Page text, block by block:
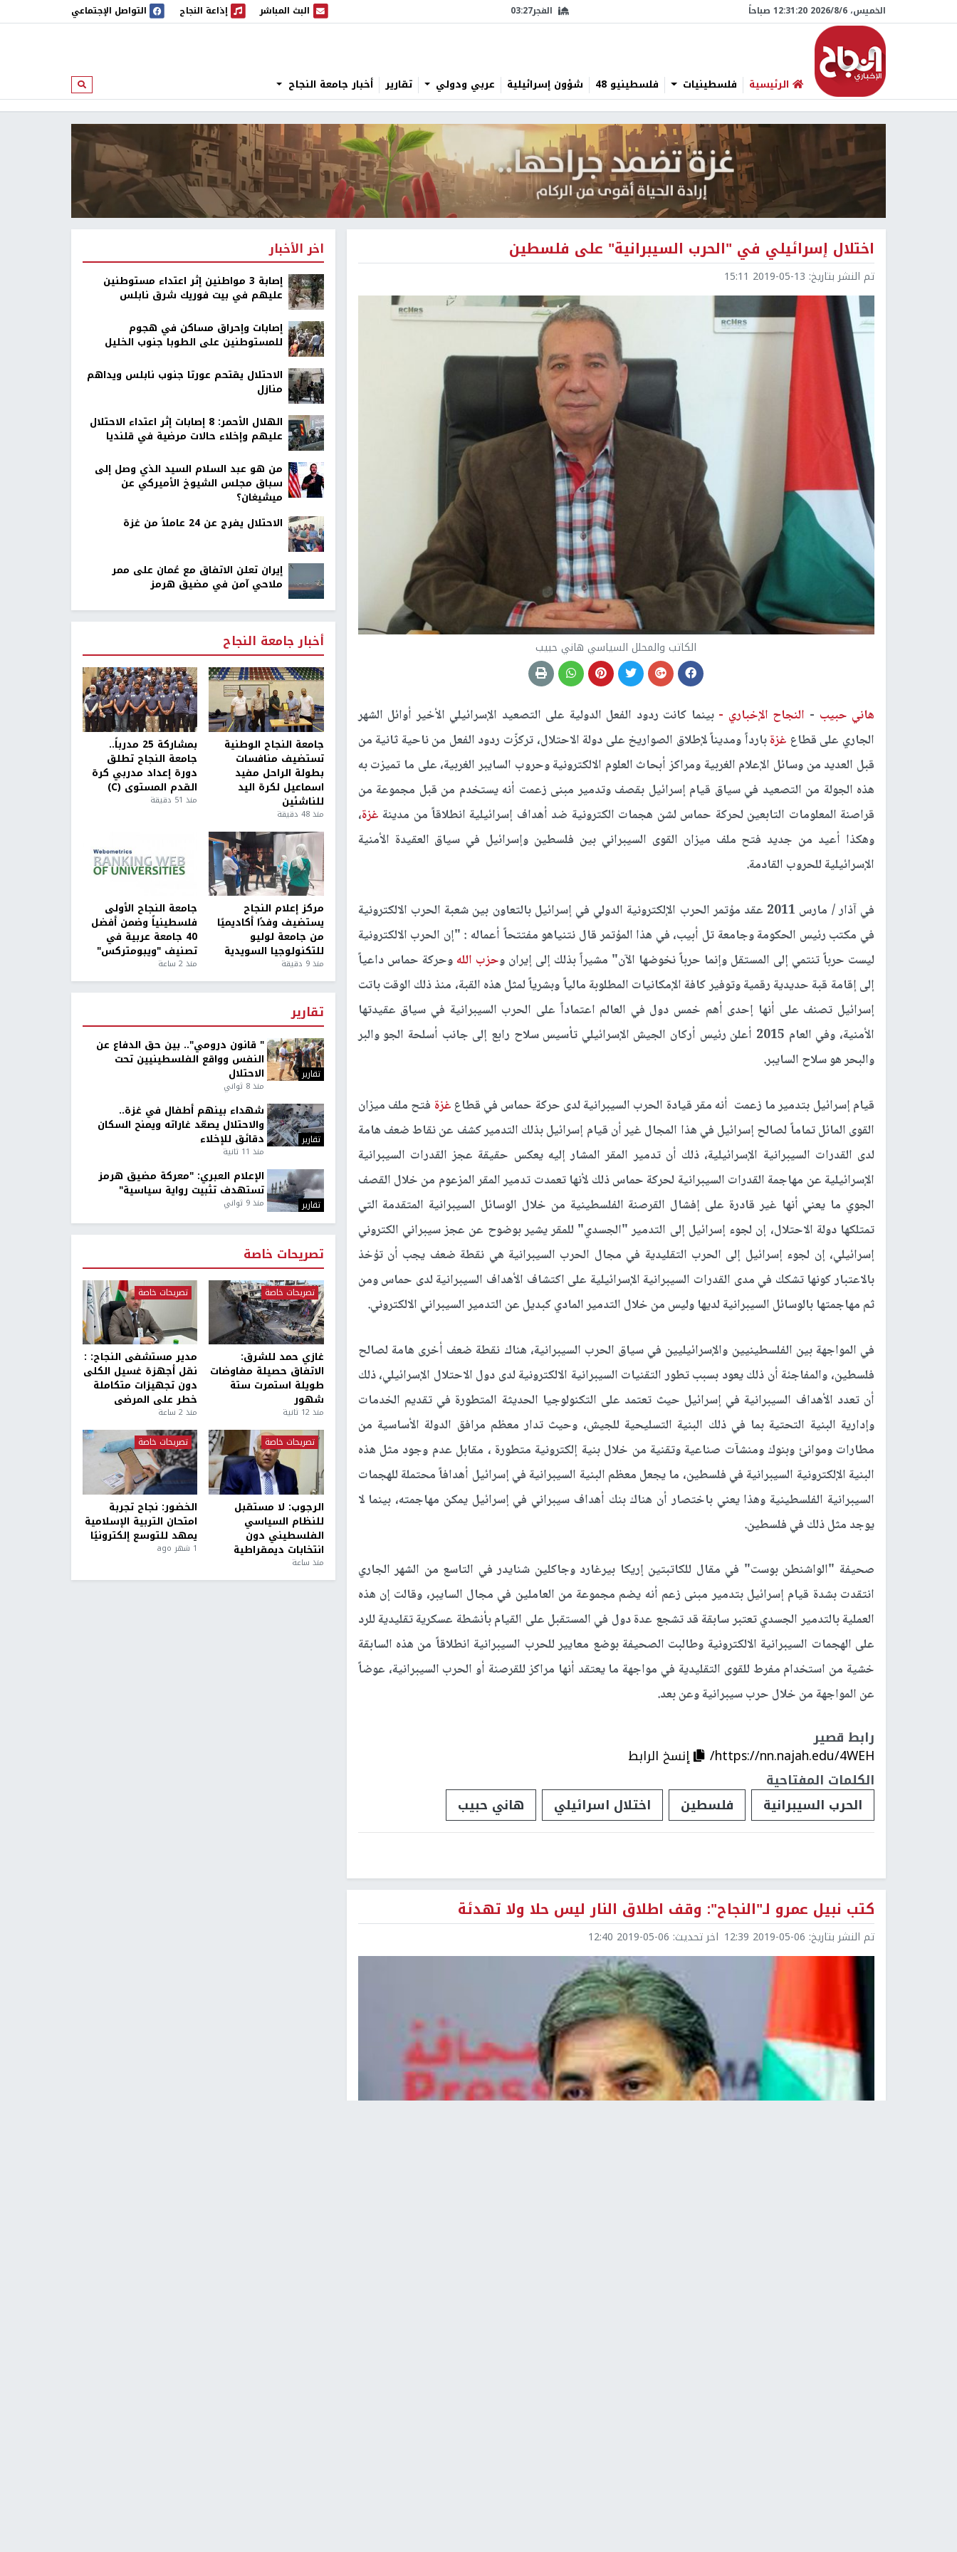
الخميس، 6/‏8/‏2026 12:31:21 صباحاً الفجر03:27 البث المباشر
البث المباشر إذاعة النجاح
إذاعة النجاح التواصل الإجتماعي
الرئيسية فلسطينيات فلسطينيو 48 شؤون إسرائيلية عربي ودولي تقارير أخبار جامعة النجاح ابحث
اختلال إسرائيلي في "الحرب السيبرانية" على فلسطين
تم النشر بتاريخ: 2019-05-13 15:11
الكاتب والمحلل السياسي هاني حبيب
هاني حبيب - النجاح الإخباري -بينما كانت ردود الفعل الدولية على التصعيد الإسرائيلي الأخير أوائل الشهر
الجاري على قطاع غزةبارداً ومديناً لإطلاق الصواريخ على دولة الاحتلال، تركزّت ردود الفعل من ناحية ثانية من
قبل العديد من وسائل الإعلام الغربية ومراكز أبحاث العلوم الالكترونية وحروب السايبر الغربية، على ما تميزت به
هذه الجولة من التصعيد في سياق قيام إسرائيل بقصف وتدمير مبنى زعمت أنه يستخدم من قبل مجموعة من
قراصنة المعلومات التابعين لحركة حماس لشن هجمات الكترونية ضد أهداف إسرائيلية انطلاقاً من مدينة غزة،
وهكذا أعيد من جديد فتح ملف ميزان القوى السيبراني بين فلسطين وإسرائيل في سياق العقيدة الأمنية
الإسرائيلية للحروب القادمة.
في آذار / مارس 2011 عقد مؤتمر الحرب الإلكترونية الدولي في إسرائيل بالتعاون بين شعبة الحرب الالكترونية
في مكتب رئيس الحكومة وجامعة تل أبيب، في هذا المؤتمر قال نتنياهو مفتتحاً أعماله : "إن الحرب الالكترونية
ليست حرباً تنتمي إلى المستقل وإنما حرباً نخوضها الآن" مشيراً بذلك إلى إيران وحزب اللهوحركة حماس داعياً
إلى إقامة قبة حديدية رقمية وتوفير كافة الإمكانيات المطلوبة مالياً وبشرياً لمثل هذه القبة، منذ ذلك الوقت باتت
إسرائيل تصنف على أنها إحدى أهم خمس دول في العالم اعتماداً على الحرب السيبرانية في سياق عقيدتها
الأمنية، وفي العام 2015 أعلن رئيس أركان الجيش الإسرائيلي تأسيس سلاح رابع إلى جانب أسلحة الجو والبر
والبحر هو سلاح السايبر.
قيام إسرائيل بتدمير ما زعمت أنه مقر قيادة الحرب السيبرانية لدى حركة حماس في قطاع غزة فتح ملف ميزان
القوى المائل تماماً لصالح إسرائيل في هذا المجال غير أن قيام إسرائيل بذلك التدمير كشف عن نقاط ضعف هامة
لدى القدرات السيبرانية الإسرائيلية، ذلك أن تدمير المقر المشار إليه يعكس حقيقة عجز القدرات السيبرانية
الإسرائيلية عن مهاجمة القدرات السيبرانية لحركة حماس ذلك لأنها تعمدت تدمير المقر المزعوم من خلال القصف
الجوي ما يعني أنها غير قادرة على إفشال القرصنة الفلسطينية من خلال الوسائل السيبرانية المتقدمة التي
تمتلكها دولة الاحتلال، إن لجوء إسرائيل إلى التدمير "الجسدي" للمقر يشير بوضوح عن عجز سيبراني الكتروني
إسرائيلي، إن لجوء إسرائيل إلى الحرب التقليدية في مجال الحرب السيبرانية هي نقطة ضعف يجب أن تؤخذ
بالاعتبار كونها تشكك في مدى القدرات السيبرانية الإسرائيلية على اكتشاف الأهداف السيبرانية لدى حماس ومن
ثم مهاجمتها بالوسائل السيبرانية لديها وليس من خلال التدمير المادي كبديل عن التدمير السيبراني الالكتروني.
في المواجهة بين الفلسطينيين والإسرائيليين في سياق الحرب السيبرانية، هناك نقطة ضعف أخرى هامة لصالح
فلسطين، والمفاجئة أن ذلك يعود بسبب تطور التقنيات السيبرانية الالكترونية لدى دول الاحتلال الإسرائيلي، ذلك
أن تعدد الأهداف السيبرانية في إسرائيل حيث تعتمد على التكنولوجيا الحديثة المتطورة في تقديم الخدمات
وإدارية البنية التحتية بما في ذلك البنية التسليحية للجيش، وحيث تدار معظم مرافق الدولة الأساسية من
مطارات وموانئ وبنوك ومنشآت صناعية وتقنية من خلال بنية إلكترونية متطورة ، مقابل عدم وجود مثل هذه
البنية الإلكترونية السيبرانية في فلسطين، ما يجعل معظم البنية السيبرانية في إسرائيل أهدافاً محتملة للهجمات
السيبرانية الفلسطينية وهذا يعني باختصار أن هناك بنك أهداف سيبراني في إسرائيل يمكن مهاجمته، بينما لا
يوجد مثل ذلك في فلسطين.
صحيفة "الواشنطن بوست" في مقال للكاتبتين إريكا بيرغارد وجاكلين شنايدر في التاسع من الشهر الجاري
انتقدت بشدة قيام إسرائيل بتدمير مبنى زعم أنه يضم مجموعة من العاملين في مجال السايبر، وقالت إن هذه
العملية بالتدمير الجسدي تعتبر سابقة قد تشجع عدة دول في المستقبل على القيام بأنشطة عسكرية تقليدية للرد
على الهجمات السيبرانية الالكترونية وطالبت الصحيفة بوضع معايير للحرب السيبرانية انطلاقاً من هذه السابقة
خشية من استخدام مفرط للقوى التقليدية في مواجهة ما يعتقد أنها مراكز للقرصنة أو الحرب السيبرانية، عوضاً
عن المواجهة من خلال حرب سيبرانية وعن بعد.
رابط قصير
https://nn.najah.edu/4WEH/
إنسخ الرابط
الكلمات المفتاحية
الحرب السيبرانية
فلسطين اختلال اسرائيلي هاني حبيب
كتب نبيل عمرو لـ"النجاح": وقف اطلاق النار ليس حلا ولا تهدئة
تم النشر بتاريخ: 2019-05-06 12:39 اخر تحديث: 2019-05-06 12:40
اخر الأخبار
إصابة 3 مواطنين إثر اعتداء مستوطنين
عليهم في بيت فوريك شرق نابلس
إصابات وإحراق مساكن في هجوم
للمستوطنين على الطوبا جنوب الخليل
الاحتلال يقتحم عورتا جنوب نابلس ويداهم
منازل
الهلال الأحمر: 8 إصابات إثر اعتداء الاحتلال
عليهم وإخلاء حالات مرضية في قلنديا
من هو عبد السلام السيد الذي وصل إلى
سباق مجلس الشيوخ الأميركي عن
ميشيغان؟
الاحتلال يفرج عن 24 عاملاً من غزة
إيران تعلن الاتفاق مع عُمان على ممر
ملاحي آمن في مضيق هرمز
أخبار جامعة النجاح
جامعة النجاح الوطنية
تستضيف منافسات
بطولة الراحل مفيد
اسماعيل لكرة اليد
للناشئين
منذ 48 دقيقة
بمشاركة 25 مدرباً..
جامعة النجاح تطلق
دورة إعداد مدربي كرة
القدم المستوى (C)
منذ 51 دقيقة
مركز إعلام النجاح
يستضيف وفدًا أكاديميًا
من جامعة لوليو
للتكنولوجيا السويدية
منذ 9 دقيقة
جامعة النجاح الأولى
فلسطينياً وضمن أفضل
40 جامعة عربية في
تصنيف "ويبومتركس"
منذ 2 ساعة
تقارير
تقارير
" قانون درومي".. بين حق الدفاع عن
النفس وواقع الفلسطينيين تحت
الاحتلال
منذ 8 ثواني
تقارير
شهداء بينهم أطفال في غزة..
والاحتلال يصعّد غاراته ويمنح السكان
دقائق للإخلاء
منذ 11 ثانية
تقارير
الإعلام العبري: "معركة مضيق هرمز
تستهدف تثبيت رواية سياسية"
منذ 9 ثواني
تصريحات خاصة
تصريحات خاصة
غازي حمد للشرق:
الاتفاق حصيلة مفاوضات
طويلة استمرت ستة
شهور
منذ 12 ثانية
تصريحات خاصة
مدير مستشفى النجاح: :
نقل أجهزة غسيل الكلى
دون تجهيزات متكاملة
خطر على المرضى
منذ 2 ساعة
تصريحات خاصة
الرجوب: لا مستقبل
للنظام السياسي
الفلسطيني دون
انتخابات ديمقراطية
منذ ساعة
تصريحات خاصة
الخضور: نجاح تجربة
امتحان التربية الإسلامية
يمهد للتوسع إلكترونيًا
1 شهر ago